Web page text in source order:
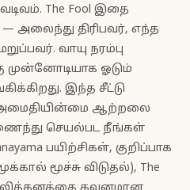
The Fool இதை
அலைந்து திரிபவர், எந்த
வாயு நரம்பு
முன்னோடியாக ஓடும்
இந்த சீட்டு
அமைதியின்மை ஆற்றலை
செயல்பட நீங்கள்
பயிற்சிகள், குறிப்பாக
மூச்சு விடுதல்), The